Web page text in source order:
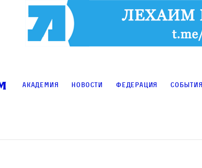
Академия Новости Федерация